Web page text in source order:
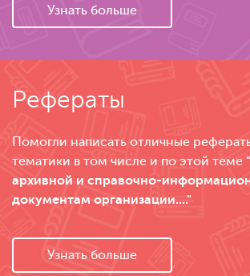
Узнать больше
Рефераты
Помогли написать отличные
тематики в том числе и по этой теме
архивной и справочно-
документам организации...."
Узнать больше